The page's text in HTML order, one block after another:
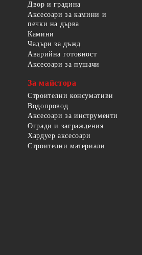
Двор и градина
Аксесоари за камини и
печки на дърва
Камини
Чадъри за дъжд
Аварийна готовност
Аксесоари за пушачи
За майстора
Строителни консумативи
Водопровод
Аксесоари за инструменти
Огради и заграждения
Хардуер аксесоари
Строителни материали